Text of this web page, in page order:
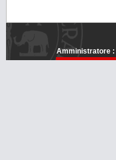
Amministratore :